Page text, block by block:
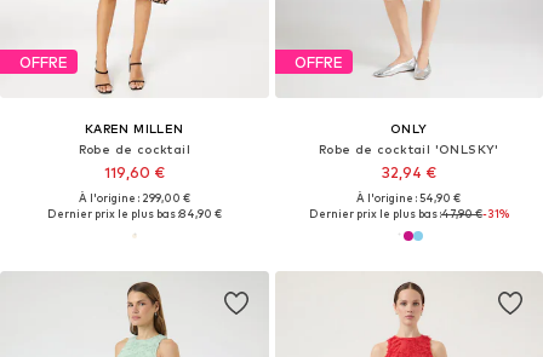
OFFRE
KAREN MILLEN
Robe de cocktail
119,60 €
À l'origine : 299,00 €
Dernier prix le plus bas :84,90 €
OFFRE
ONLY
Robe de cocktail 'ONLSKY'
32,94 €
À l'origine : 54,90 €
Dernier prix le plus bas :47,90 €-31%